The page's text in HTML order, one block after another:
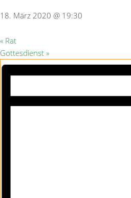
18. März 2020 @ 19:30
« Rat
Gottesdienst »